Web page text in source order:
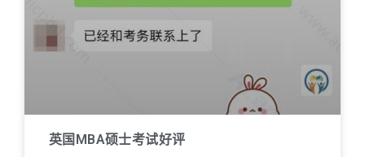
英国MBA硕士考试好评